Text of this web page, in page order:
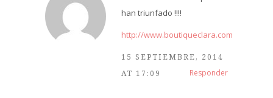
han triunfado !!!!
http://www.boutiqueclara.com
15 SEPTIEMBRE, 2014
AT 17:09
Responder